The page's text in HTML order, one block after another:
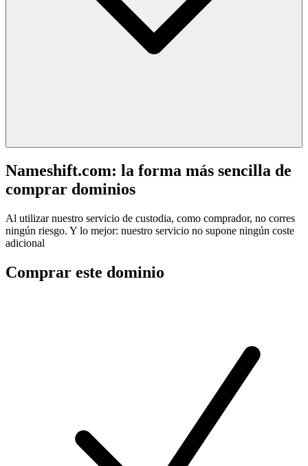
Nameshift.com: la forma más sencilla de
comprar dominios
Al utilizar nuestro servicio de custodia, como comprador, no corres
ningún riesgo. Y lo mejor: nuestro servicio no supone ningún coste
adicional
Comprar este dominio